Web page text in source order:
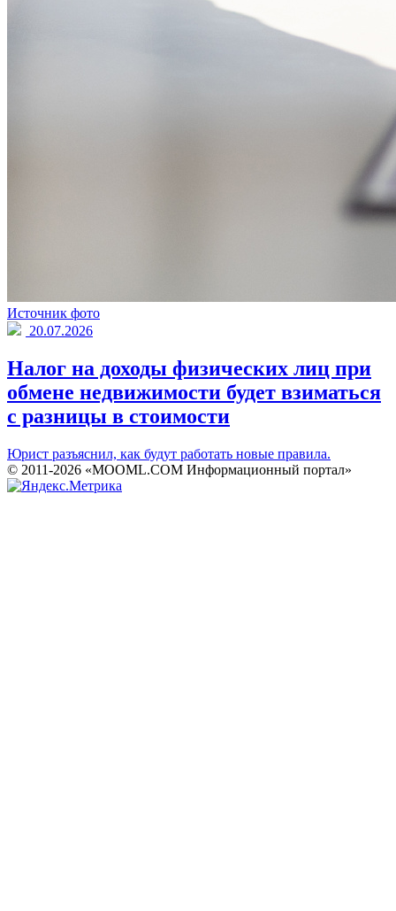
Источник фото
20.07.2026
Налог на доходы физических лиц при
обмене недвижимости будет взиматься
с разницы в стоимости
Юрист разъяснил, как будут работать новые правила.
© 2011-2026 «MOOML.COM Информационный портал»